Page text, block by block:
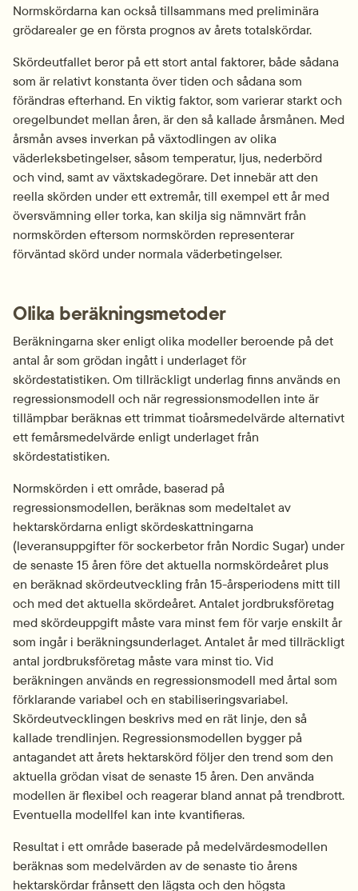
Normskördarna kan också tillsammans med preliminära
grödarealer ge en första prognos av årets totalskördar.
Skördeutfallet beror på ett stort antal faktorer, både sådana
som är relativt konstanta över tiden och sådana som
förändras efterhand. En viktig faktor, som varierar starkt och
oregelbundet mellan åren, är den så kallade årsmånen. Med
årsmån avses inverkan på växtodlingen av olika
väderleksbetingelser, såsom temperatur, ljus, nederbörd
och vind, samt av växtskadegörare. Det innebär att den
reella skörden under ett extremår, till exempel ett år med
översvämning eller torka, kan skilja sig nämnvärt från
normskörden eftersom normskörden representerar
förväntad skörd under normala väderbetingelser.
Olika beräkningsmetoder
Beräkningarna sker enligt olika modeller beroende på det
antal år som grödan ingått i underlaget för
skördestatistiken. Om tillräckligt underlag finns används en
regressionsmodell och när regressionsmodellen inte är
tillämpbar beräknas ett trimmat tioårsmedelvärde alternativt
ett femårsmedelvärde enligt underlaget från
skördestatistiken.
Normskörden i ett område, baserad på
regressionsmodellen, beräknas som medeltalet av
hektarskördarna enligt skördeskattningarna
(leveransuppgifter för sockerbetor från Nordic Sugar) under
de senaste 15 åren före det aktuella normskördeåret plus
en beräknad skördeutveckling från 15-årsperiodens mitt till
och med det aktuella skördeåret. Antalet jordbruksföretag
med skördeuppgift måste vara minst fem för varje enskilt år
som ingår i beräkningsunderlaget. Antalet år med tillräckligt
antal jordbruksföretag måste vara minst tio. Vid
beräkningen används en regressionsmodell med årtal som
förklarande variabel och en stabiliseringsvariabel.
Skördeutvecklingen beskrivs med en rät linje, den så
kallade trendlinjen. Regressionsmodellen bygger på
antagandet att årets hektarskörd följer den trend som den
aktuella grödan visat de senaste 15 åren. Den använda
modellen är flexibel och reagerar bland annat på trendbrott.
Eventuella modellfel kan inte kvantifieras.
Resultat i ett område baserade på medelvärdesmodellen
beräknas som medelvärden av de senaste tio årens
hektarskördar frånsett den lägsta och den högsta